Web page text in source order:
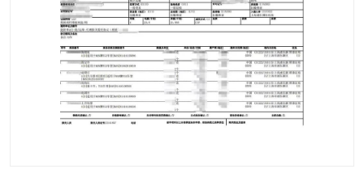
家用电器报关 机床进口清关
国际灯具清关